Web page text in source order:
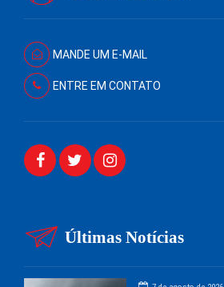
MANDE UM E-MAIL
ENTRE EM CONTATO
Últimas Notícias